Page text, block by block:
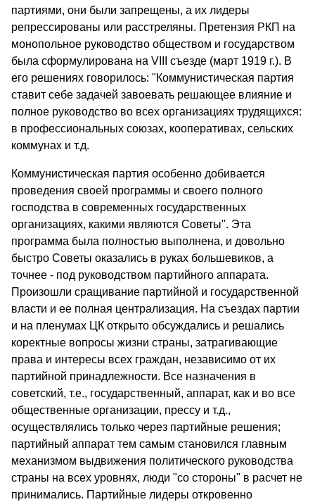
партиями, они были запрещены, а их лидеры
репрессированы или расстреляны. Претензия РКП на
монопольное руководство обществом и государством
была сформулирована на VIII съезде (март 1919 г.). В
его решениях говорилось: "Коммунистическая партия
ставит себе задачей завоевать решающее влияние и
полное руководство во всех организациях трудящихся:
в профессиональных союзах, кооперативах, сельских
коммунах и т.д.
Коммунистическая партия особенно добивается
проведения своей программы и своего полного
господства в современных государственных
организациях, какими являются Советы". Эта
программа была полностью выполнена, и довольно
быстро Советы оказались в руках большевиков, а
точнее - под руководством партийного аппарата.
Произошли сращивание партийной и государственной
власти и ее полная централизация. На съездах партии
и на пленумах ЦК открыто обсуждались и решались
коректные вопросы жизни страны, затрагивающие
права и интересы всех граждан, независимо от их
партийной принадлежности. Все назначения в
советский, т.е., государственный, аппарат, как и во все
общественные организации, прессу и т.д.,
осуществлялись только через партийные решения;
партийный аппарат тем самым становился главным
механизмом выдвижения политического руководства
страны на всех уровнях, люди "со стороны" в расчет не
принимались. Партийные лидеры откровенно